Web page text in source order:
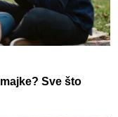
Sve što